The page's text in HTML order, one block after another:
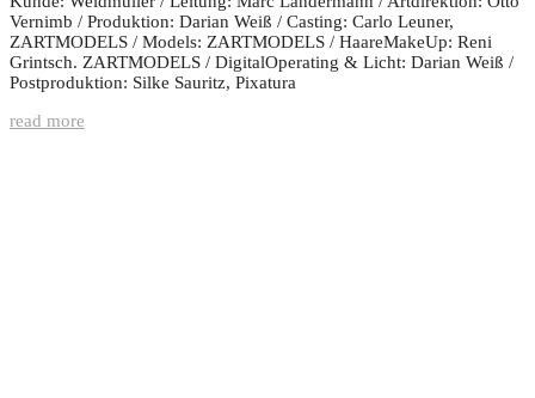
Vernimb / Produktion: Darian Weiß / Casting: Carlo Leuner,
ZARTMODELS / Models: ZARTMODELS / HaareMakeUp: Reni
Grintsch. ZARTMODELS / DigitalOperating & Licht: Darian Weiß /
Postproduktion: Silke Sauritz, Pixatura
read more